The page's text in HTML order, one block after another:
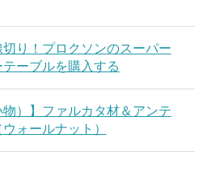
り！プロクソンのスーパー
ーブルを購入する
物）】ファルカタ材＆アンテ
ォールナット）